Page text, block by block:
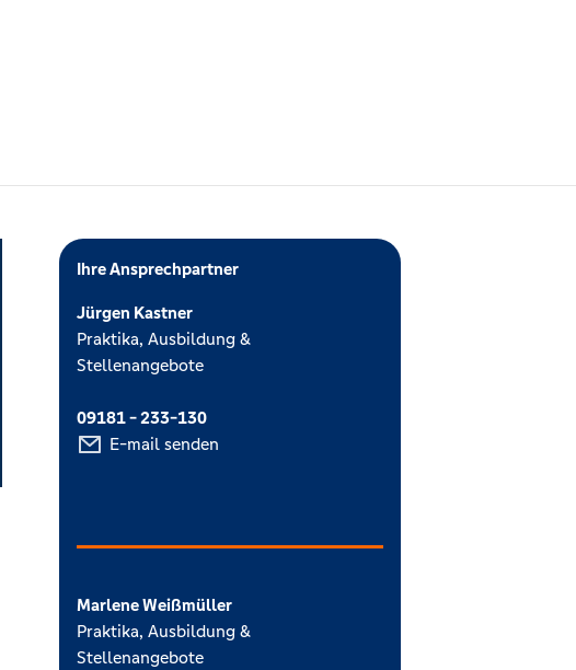
Ihre Ansprechpartner
Jürgen Kastner
Praktika, Ausbildung &
Stellenangebote
09181 - 233-130
E-mail senden
Marlene Weißmüller
Praktika, Ausbildung &
Stellenangebote